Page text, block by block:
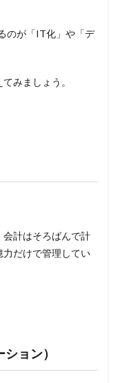
のが「IT化」や「デ
みましょう。
計はそろばんで計
だけで管理してい
ョン）